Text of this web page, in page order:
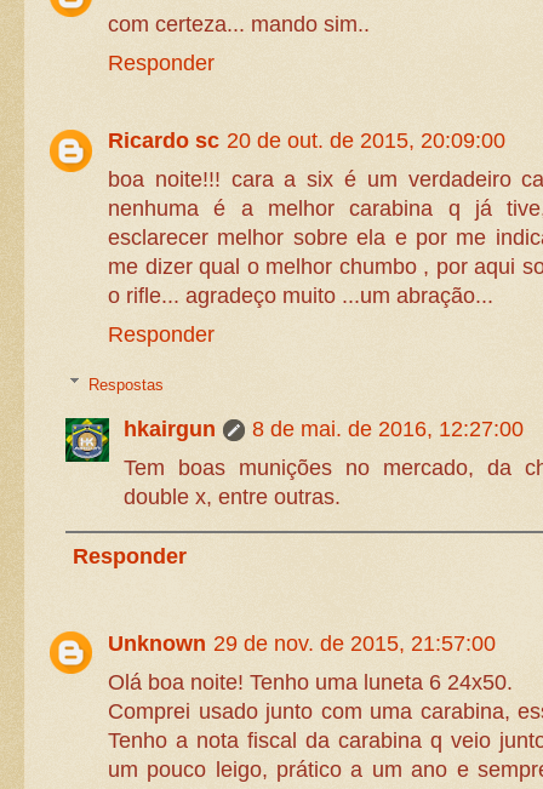
com certeza... mando sim..
Responder
Ricardo sc 20 de out. de 2015, 20:09:00
boa noite!!! cara a six é um verdadeiro
nenhuma é a melhor carabina q já
esclarecer melhor sobre ela e por me
me dizer qual o melhor chumbo , por aqui
o rifle... agradeço muito ...um abração...
Responder
Respostas
hkairgun
8 de mai. de 2016, 12:27:00
Tem boas munições no mercado, da
double x, entre outras.
Responder
Unknown 29 de nov. de 2015, 21:57:00
Olá boa noite! Tenho uma luneta 6 24x50.
Comprei usado junto com uma carabina,
Tenho a nota fiscal da carabina q veio
um pouco leigo, prático a um ano e